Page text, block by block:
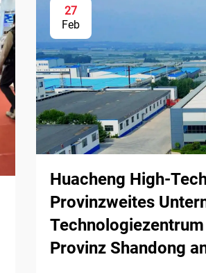
27
Feb
Huacheng High-
Provinzweites
Provinz Shandong